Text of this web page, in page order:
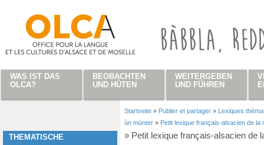
THEMATISCHE
Sie sind hier
Startseite » Publier et partager » Lexiques
ùn mùnter » Petit lexique français-alsacien de
» Petit lexique français-alsacien de
WAS IST DAS
OLCA?
BEOBACHTEN
UND HÜTEN
WEITERGEBEN
UND FÜHREN